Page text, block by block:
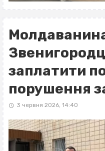
заплатити
порушення
3 червня 2026, 14:40